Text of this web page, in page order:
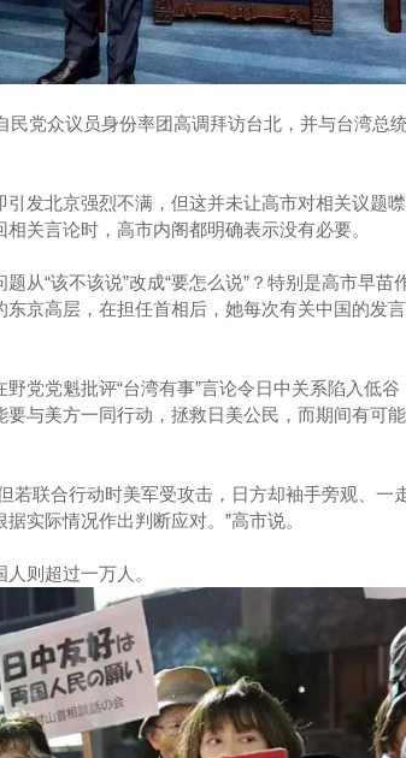
党众议员身份率团高调拜访台北，并与台湾总
发北京强烈不满，但这并未让高市对相关议题
关言论时，高市内阁都明确表示没有必要。
从“该不该说”改成“要怎么说”？特别是高市早苗
京高层，在担任首相后，她每次有关中国的发
党党魁批评“台湾有事”言论令日中关系陷入低谷
与美方一同行动，拯救日美公民，而期间有可
若联合行动时美军受攻击，日方却袖手旁观、一
实际情况作出判断应对。”高市说。
则超过一万人。